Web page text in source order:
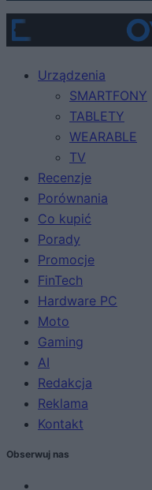
Urządzenia
SMARTFONY
TABLETY
WEARABLE
TV
Recenzje
Porównania
Co kupić
Porady
Promocje
FinTech
Hardware PC
Moto
Gaming
AI
Redakcja
Reklama
Kontakt
Obserwuj nas